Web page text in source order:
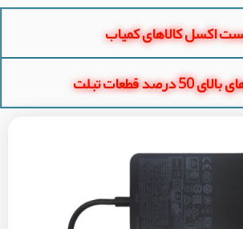
اکسل کالاهای کمیاب
درصد قطعات تبلت